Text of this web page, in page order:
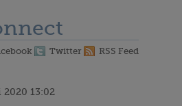
Twitter RSS Feed
2020 13:02